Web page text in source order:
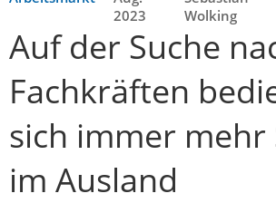
2023
Wolking
Auf der Suche
Fachkräften
sich immer mehr
im Ausland